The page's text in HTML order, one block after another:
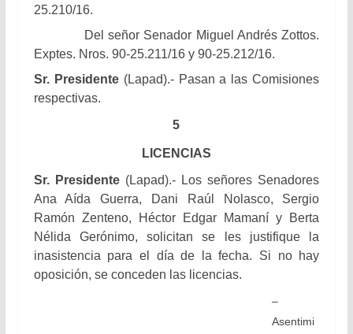
25.210/16.
Del señor Senador Miguel Andrés Zottos.
Exptes. Nros. 90-25.211/16 y 90-25.212/16.
Sr. Presidente(Lapad).- Pasan a las Comisiones
respectivas.
5
LICENCIAS
Sr. Presidente(Lapad).- Los señores Senadores
Ana Aída Guerra, Dani Raúl Nolasco, Sergio
Ramón Zenteno, Héctor Edgar Mamaní y Berta
Nélida Gerónimo, solicitan se les justifique la
inasistencia para el día de la fecha. Si no hay
oposición, se conceden las licencias.
–
Asentimi